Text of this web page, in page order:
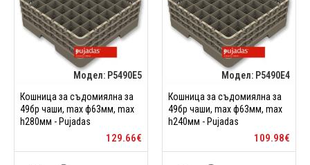
Модел: P5490E5
Кошница за съдомиялна за
49бр чаши, max ф63мм, max
h280мм - Pujadas
129.66€
Модел: P5490E4
Кошница за съдомиялна за
49бр чаши, max ф63мм, max
h240мм - Pujadas
109.98€